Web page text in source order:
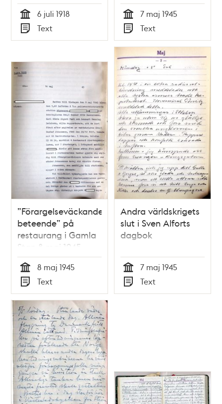
Tid
6 juli 1918
Typ
Text Tid
7 maj 1945
Typ
Text
”Förargelseväckande
beteende” på
restaurang i Gamla
Stan 8 maj 1945
Tid
8 maj 1945
Typ
Text
Andra världskrigets
slut i Sven Alforts
dagbok
Tid
7 maj 1945
Typ
Text